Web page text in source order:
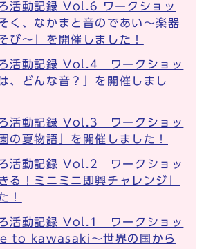
活動記録 Vol.6 ワークショッ
く、なかまと音のであい〜楽器
び～」を開催しました！
活動記録 Vol.4 ワークショッ
、どんな音？」を開催しまし
活動記録 Vol.3 ワークショッ
の夏物語」を開催しました！
活動記録 Vol.2 ワークショッ
る！ミニミニ即興チャレンジ」
！
活動記録 Vol.1 ワークショッ
to kawasaki～世界の国から